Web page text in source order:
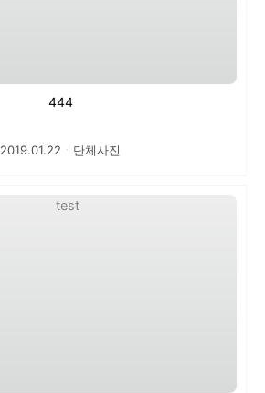
444
2019.01.22 ㆍ 단체사진